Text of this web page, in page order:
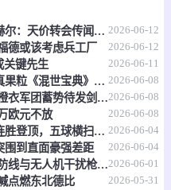
即将开始
科斯塔尔
即将开始
曼城8500万镑砸不动森林中场！图赫尔：天价转会传闻反倒成了安德森的兴奋剂 2026-06-12
德或该考虑兵工厂 2026-06-12
关键先生 2026-06-11
范志毅用生活段子解码足球，蒙牛真果粒《混世宝典》玩出新花样 2026-06-08
范戴克直言美国场地影响比赛节奏 橙衣军团蓄势待发剑指世界杯2026-06-08
欧元不放 2026-06-08
中国足球小将意大利赛场扬威：七连胜登顶，五球横扫北欧豪门！ 2026-06-04
围到直面豪强差距 2026-06-04
英格兰队世界杯驻地安保升级 狙击防线与无人机干扰枪严阵以待2026-06-01
点燃东北德比 2026-05-31